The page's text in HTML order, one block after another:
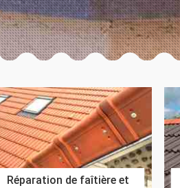
Réparation de faîtière et